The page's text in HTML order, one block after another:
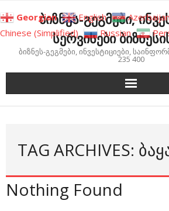
to
content
ბიზნეს-გეგმები,
სერვისები
ბიზნეს-გეგმები, ინვესტიციები,
235 400
TAG ARCHIVES:
Nothing Found
Georgian English
Chinese (Simplified)
Russian